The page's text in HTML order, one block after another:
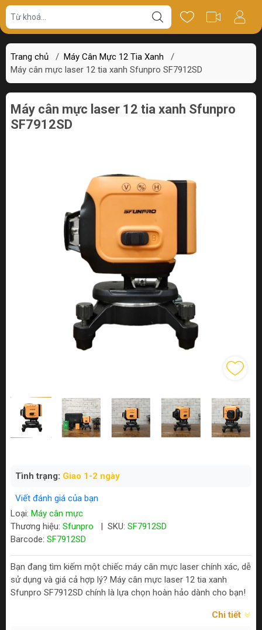
Trang chủ / Máy Cân Mực 12 Tia Xanh
/
Máy cân mực laser 12 tia xanh Sfunpro SF7912SD
Giá bán Thông số Review
Máy cân mực laser 12 tia xanh Sfunpro
SF7912SD
Tình trạng: Giao 1-2 ngày
Viết đánh giá của bạn
Loại: Máy cân mực
Thương hiệu: Sfunpro SKU: SF7912SD
Barcode: SF7912SD
Bạn đang tìm kiếm một chiếc máy cân mực laser chính xác, dễ
sử dụng và giá cả hợp lý? Máy cân mực laser 12 tia xanh
Sfunpro SF7912SD chính là lựa chọn hoàn hảo dành cho bạn!
Chi tiết